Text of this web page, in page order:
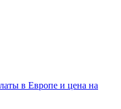
в Европе и цена на